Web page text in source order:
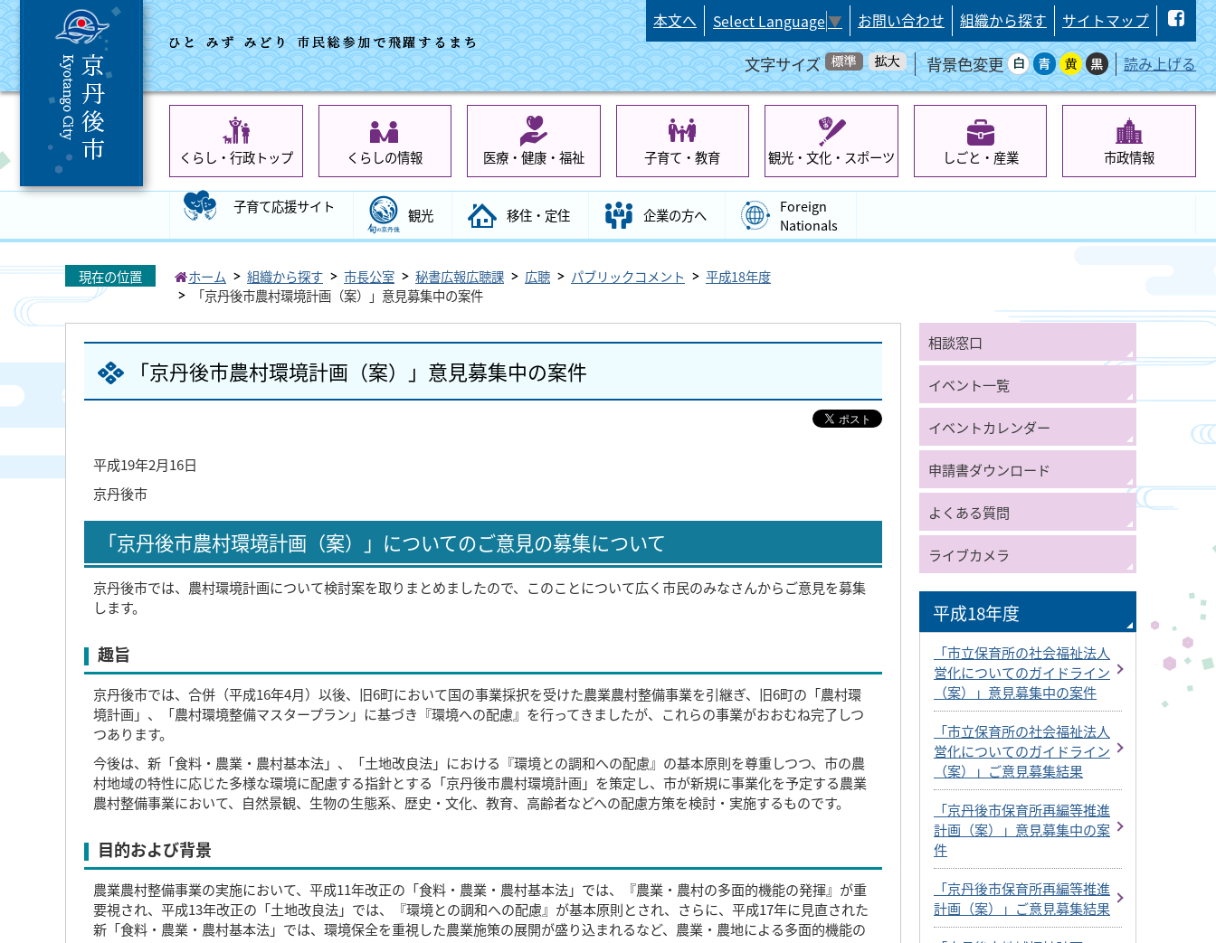
本文へ Select Language▼ お問い合わせ 組織から探す サイトマップ
文字サイズ 背景色変更 読み上げる
くらし・行政トップ くらしの情報 医療・健康・福祉 子育て・教育 観光・文化・スポーツ しごと・産業 市政情報
子育て応援サイト 観光 移住・定住 企業の方へ
Foreign
Nationals
現在の位置 ホーム 組織から探す 市長公室 秘書広報広聴課 広聴 パブリックコメント
平成18年度
「京丹後市農村環境計画（案）」意見募集中の案件
「京丹後市農村環境計画（案）」意見募集中の案件
平成19年2月16日
京丹後市
「京丹後市農村環境計画（案）」についてのご意見の募集について
京丹後市では、農村環境計画について検討案を取りまとめましたので、このことについて広く市民のみなさんからご意見を募集
します。
趣旨
京丹後市では、合併（平成16年4月）以後、旧6町において国の事業採択を受けた農業農村整備事業を引継ぎ、旧6町の「農村環
境計画」、「農村環境整備マスタープラン」に基づき『環境への配慮』を行ってきましたが、これらの事業がおおむね完了しつ
つあります。
今後は、新「食料・農業・農村基本法」、「土地改良法」における『環境との調和への配慮』の基本原則を尊重しつつ、市の農
村地域の特性に応じた多様な環境に配慮する指針とする「京丹後市農村環境計画」を策定し、市が新規に事業化を予定する農業
農村整備事業において、自然景観、生物の生態系、歴史・文化、教育、高齢者などへの配慮方策を検討・実施するものです。
目的および背景
農業農村整備事業の実施において、平成11年改正の「食料・農業・農村基本法」では、『農業・農村の多面的機能の発揮』が重
要視され、平成13年改正の「土地改良法」では、『環境との調和への配慮』が基本原則とされ、さらに、平成17年に見直された
新「食料・農業・農村基本法」では、環境保全を重視した農業施策の展開が盛り込まれるなど、農業・農地による多面的機能の
相談窓口
イベント一覧
イベントカレンダー
申請書ダウンロード
よくある質問
ライブカメラ
平成18年度
「市立保育所の社会福祉法人
営化についてのガイドライン
（案）」意見募集中の案件
「市立保育所の社会福祉法人
営化についてのガイドライン
（案）」ご意見募集結果
「京丹後市保育所再編等推進
計画（案）」意見募集中の案
件
「京丹後市保育所再編等推進
計画（案）」ご意見募集結果